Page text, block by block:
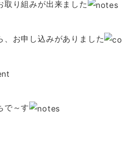
取り組みが出来ました
、お申し込みがありました
で～す